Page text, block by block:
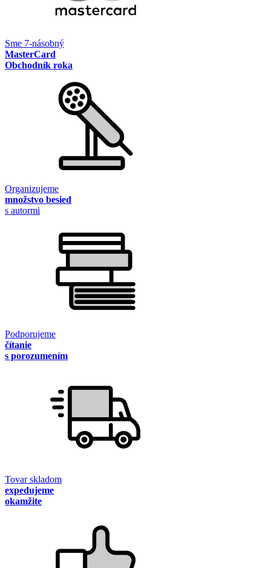
Sme 7-násobný
MasterCard
Obchodník roka
Organizujeme
množstvo besied
s autormi
Podporujeme
čítanie
s porozumením
Tovar skladom
expedujeme
okamžite